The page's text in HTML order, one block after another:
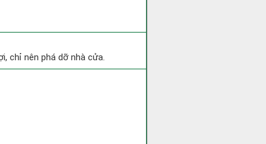
chỉ nên phá dỡ nhà cửa.